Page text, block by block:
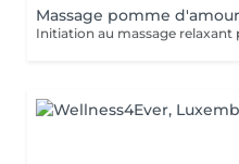
Massage pomme